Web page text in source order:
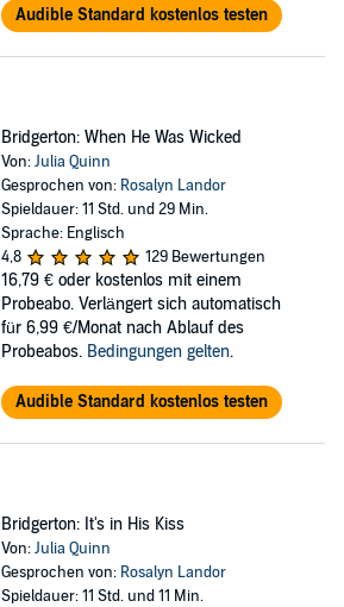
Audible Standard kostenlos testen
Bridgerton: When He Was Wicked
Von:Julia Quinn
Gesprochen von: Rosalyn Landor
Spieldauer: 11 Std. und 29 Min.
Sprache: Englisch
4,8
129 Bewertungen
16,79 € oder kostenlos mit einem
Probeabo. Verlängert sich automatisch
für 6,99 €/Monat nach Ablauf des
Probeabos. Bedingungen gelten.
Audible Standard kostenlos testen
Bridgerton: It's in His Kiss
Von:Julia Quinn
Gesprochen von: Rosalyn Landor
Spieldauer: 11 Std. und 11 Min.